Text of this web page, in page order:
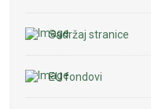
Sadržaj stranice
EU fondovi